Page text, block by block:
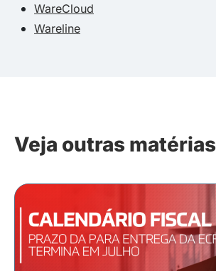
WareCloud
Wareline
Veja outras matérias